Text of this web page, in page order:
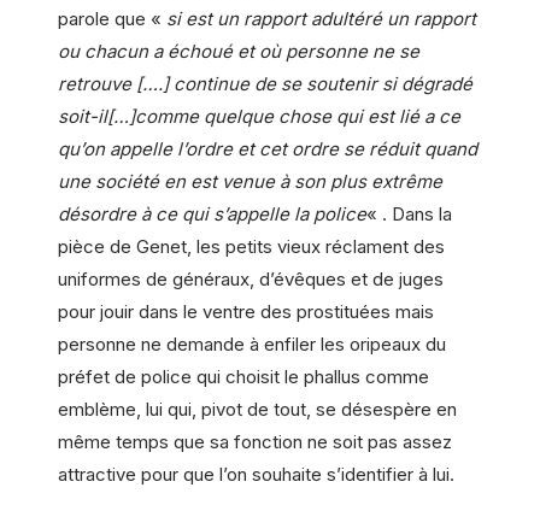
parole que « si est un rapport adultéré un rapport
ou chacun a échoué et où personne ne se
retrouve [….] continue de se soutenir si dégradé
soit-il[…]comme quelque chose qui est lié a ce
qu’on appelle l’ordre et cet ordre se réduit quand
une société en est venue à son plus extrême
désordre à ce qui s’appelle la police« . Dans la
pièce de Genet, les petits vieux réclament des
uniformes de généraux, d’évêques et de juges
pour jouir dans le ventre des prostituées mais
personne ne demande à enfiler les oripeaux du
préfet de police qui choisit le phallus comme
emblème, lui qui, pivot de tout, se désespère en
même temps que sa fonction ne soit pas assez
attractive pour que l’on souhaite s’identifier à lui.